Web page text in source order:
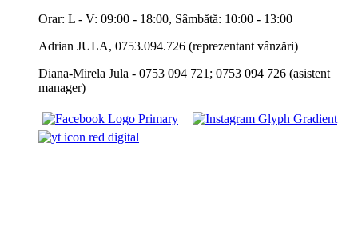
Orar: L - V: 09:00 - 18:00, Sâmbătă: 10:00 - 13:00
Adrian JULA, 0753.094.726 (reprezentant vânzări)
Diana-Mirela Jula - 0753 094 721; 0753 094 726 (asistent
manager)